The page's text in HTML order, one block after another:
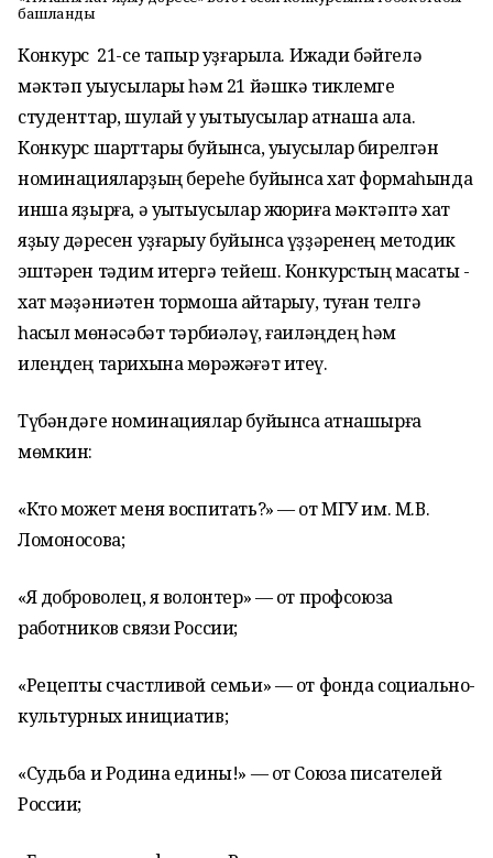
башланды
Конкурс 21-се тапҡыр уҙғарыла. Ижади бәйгелә
мәктәп уҡыусылары һәм 21 йәшкә тиклемге
студенттар, шулай уҡ уҡытыусылар ҡатнаша ала.
Конкурс шарттары буйынса, уҡыусылар бирелгән
номинацияларҙың береһе буйынса хат формаһында
инша яҙырға, ә уҡытыусылар жюриға мәктәптә хат
яҙыу дәресен уҙғарыу буйынса үҙҙәренең методик
эштәрен тәҡдим итергә тейеш. Конкурстың маҡсаты -
хат мәҙәниәтен тормошҡа ҡайтарыу, туған телгә
һаҡсыл мөнәсәбәт тәрбиәләү, ғаиләңдең һәм
илеңдең тарихына мөрәжәғәт итеү.
Түбәндәге номинациялар буйынса ҡатнашырға
мөмкин:
«Кто может меня воспитать?» — от МГУ им. М.В.
Ломоносова;
«Я доброволец, я волонтер» — от профсоюза
работников связи России;
«Рецепты счастливой семьи» — от фонда социально-
культурных инициатив;
«Судьба и Родина едины!» — от Союза писателей
России;